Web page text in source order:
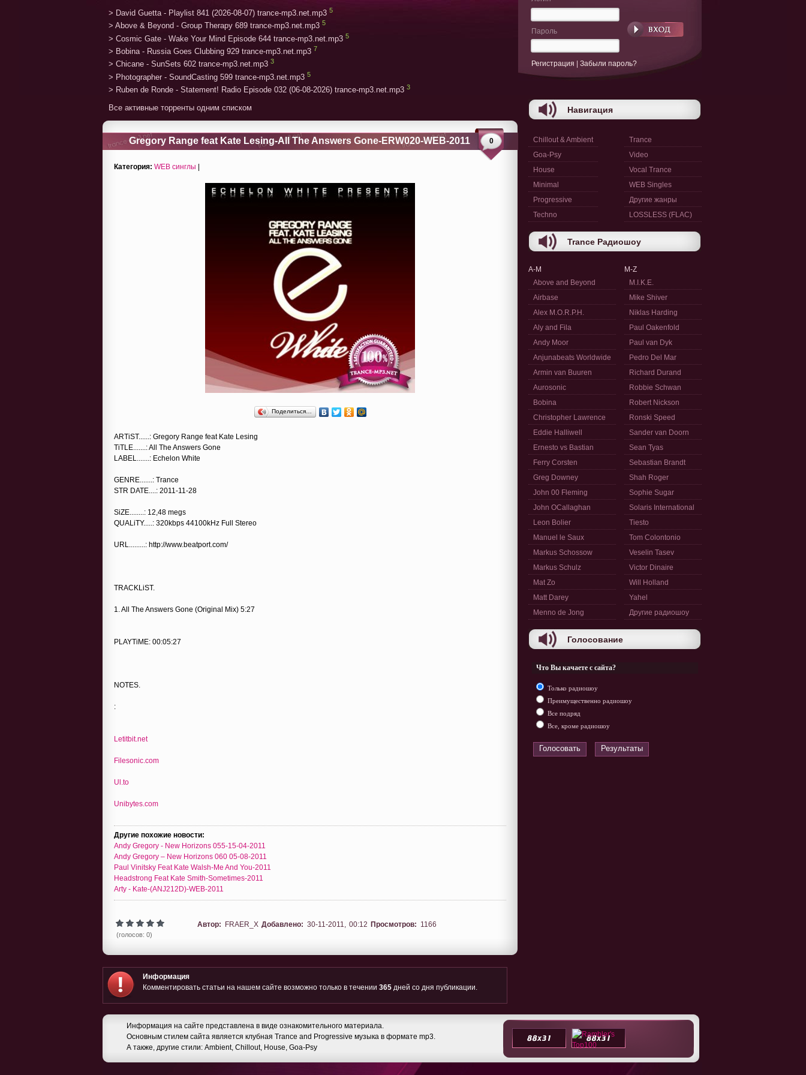
> David Guetta - Playlist 841 (2026-08-07) trance-mp3.net.mp3 5
> Above & Beyond - Group Therapy 689 trance-mp3.net.mp3 5
> Cosmic Gate - Wake Your Mind Episode 644 trance-mp3.net.mp3 5
> Bobina - Russia Goes Clubbing 929 trance-mp3.net.mp3 7
> Chicane - SunSets 602 trance-mp3.net.mp3 3
> Photographer - SoundCasting 599 trance-mp3.net.mp3 5
> Ruben de Ronde - Statement! Radio Episode 032 (06-08-2026) trance-mp3.net.mp3 3
Все активные торренты одним списком
Gregory Range feat Kate Lesing-All The Answers Gone-ERW020-WEB-2011 0
Категория: WEB синглы |
Поделиться…
ARTiST......: Gregory Range feat Kate Lesing
TiTLE.......: All The Answers Gone
LABEL.......: Echelon White
GENRE.......: Trance
STR DATE....: 2011-11-28
SiZE........: 12,48 megs
QUALiTY.....: 320kbps 44100kHz Full Stereo
URL.........: http://www.beatport.com/
TRACKLiST.
1. All The Answers Gone (Original Mix) 5:27
PLAYTiME: 00:05:27
NOTES.
:
Letitbit.net
Filesonic.com
Ul.to
Unibytes.com
Другие похожие новости:
Andy Gregory - New Horizons 055-15-04-2011
Andy Gregory – New Horizons 060 05-08-2011
Paul Vinitsky Feat Kate Walsh-Me And You-2011
Headstrong Feat Kate Smith-Sometimes-2011
Arty - Kate-(ANJ212D)-WEB-2011
(голосов: 0)
Автор: FRAER_X Добавлено: 30-11-2011, 00:12 Просмотров: 1166
Информация
Комментировать статьи на нашем сайте возможно только в течении 365 дней со дня публикации.
Пароль
Регистрация Забыли пароль?
Навигация
Chillout & Ambient
Goa-Psy
House
Minimal
Progressive
Techno
Trance
Video
Vocal Trance
WEB Singles
Другие жанры
LOSSLESS (FLAC)
Trance Радиошоу
A-M
Above and Beyond
Airbase
Alex M.O.R.P.H.
Aly and Fila
Andy Moor
Anjunabeats Worldwide
Armin van Buuren
Aurosonic
Bobina
Christopher Lawrence
Eddie Halliwell
Ernesto vs Bastian
Ferry Corsten
Greg Downey
John 00 Fleming
John OCallaghan
Leon Bolier
Manuel le Saux
Markus Schossow
Markus Schulz
Mat Zo
Matt Darey
Menno de Jong
M-Z
M.I.K.E.
Mike Shiver
Niklas Harding
Paul Oakenfold
Paul van Dyk
Pedro Del Mar
Richard Durand
Robbie Schwan
Robert Nickson
Ronski Speed
Sander van Doorn
Sean Tyas
Sebastian Brandt
Shah Roger
Sophie Sugar
Solaris International
Tiesto
Tom Colontonio
Veselin Tasev
Victor Dinaire
Will Holland
Yahel
Другие радиошоу
Голосование
Что Вы качаете с сайта?
Только радиошоу
Преимущественно радиошоу
Все подряд
Все, кроме радиошоу
Голосовать Результаты
Информация на сайте представлена в виде ознакомительного материала.
Основным стилем сайта является клубная Trance and Progressive музыка в формате mp3.
А также, другие стили: Ambient, Chillout, House, Goa-Psy